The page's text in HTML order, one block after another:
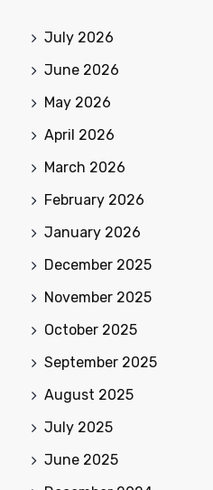
July 2026
June 2026
May 2026
April 2026
March 2026
February 2026
January 2026
December 2025
November 2025
October 2025
September 2025
August 2025
July 2025
June 2025